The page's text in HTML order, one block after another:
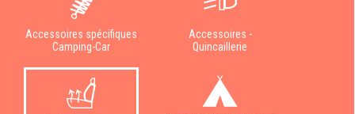
Accessoires spécifiques
Camping-Car
Accessoires -
Quincaillerie